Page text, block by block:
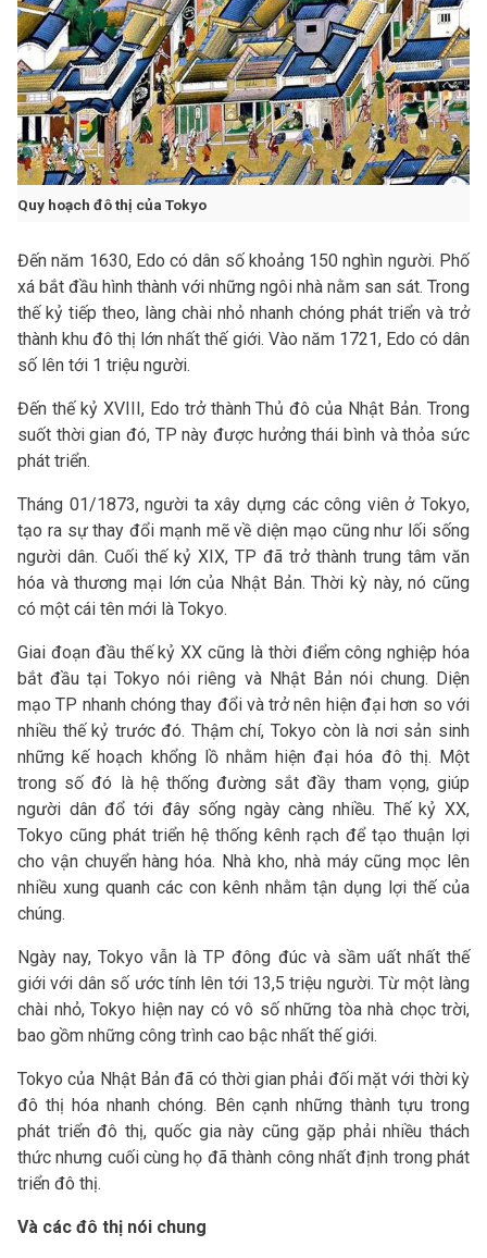
Quy hoạch đô thị của Tokyo
Đến năm 1630, Edo có dân số khoảng 150 nghìn người. Phố
xá bắt đầu hình thành với những ngôi nhà nằm san sát. Trong
thế kỷ tiếp theo, làng chài nhỏ nhanh chóng phát triển và trở
thành khu đô thị lớn nhất thế giới. Vào năm 1721, Edo có dân
số lên tới 1 triệu người.
Đến thế kỷ XVIII, Edo trở thành Thủ đô của Nhật Bản. Trong
suốt thời gian đó, TP này được hưởng thái bình và thỏa sức
phát triển.
Tháng 01/1873, người ta xây dựng các công viên ở Tokyo,
tạo ra sự thay đổi mạnh mẽ về diện mạo cũng như lối sống
người dân. Cuối thế kỷ XIX, TP đã trở thành trung tâm văn
hóa và thương mại lớn của Nhật Bản. Thời kỳ này, nó cũng
có một cái tên mới là Tokyo.
Giai đoạn đầu thế kỷ XX cũng là thời điểm công nghiệp hóa
bắt đầu tại Tokyo nói riêng và Nhật Bản nói chung. Diện
mạo TP nhanh chóng thay đổi và trở nên hiện đại hơn so với
nhiều thế kỷ trước đó. Thậm chí, Tokyo còn là nơi sản sinh
những kế hoạch khổng lồ nhằm hiện đại hóa đô thị. Một
trong số đó là hệ thống đường sắt đầy tham vọng, giúp
người dân đổ tới đây sống ngày càng nhiều. Thế kỷ XX,
Tokyo cũng phát triển hệ thống kênh rạch để tạo thuận lợi
cho vận chuyển hàng hóa. Nhà kho, nhà máy cũng mọc lên
nhiều xung quanh các con kênh nhằm tận dụng lợi thế của
chúng.
Ngày nay, Tokyo vẫn là TP đông đúc và sầm uất nhất thế
giới với dân số ước tính lên tới 13,5 triệu người. Từ một làng
chài nhỏ, Tokyo hiện nay có vô số những tòa nhà chọc trời,
bao gồm những công trình cao bậc nhất thế giới.
Tokyo của Nhật Bản đã có thời gian phải đối mặt với thời kỳ
đô thị hóa nhanh chóng. Bên cạnh những thành tựu trong
phát triển đô thị, quốc gia này cũng gặp phải nhiều thách
thức nhưng cuối cùng họ đã thành công nhất định trong phát
triển đô thị.
Và các đô thị nói chung